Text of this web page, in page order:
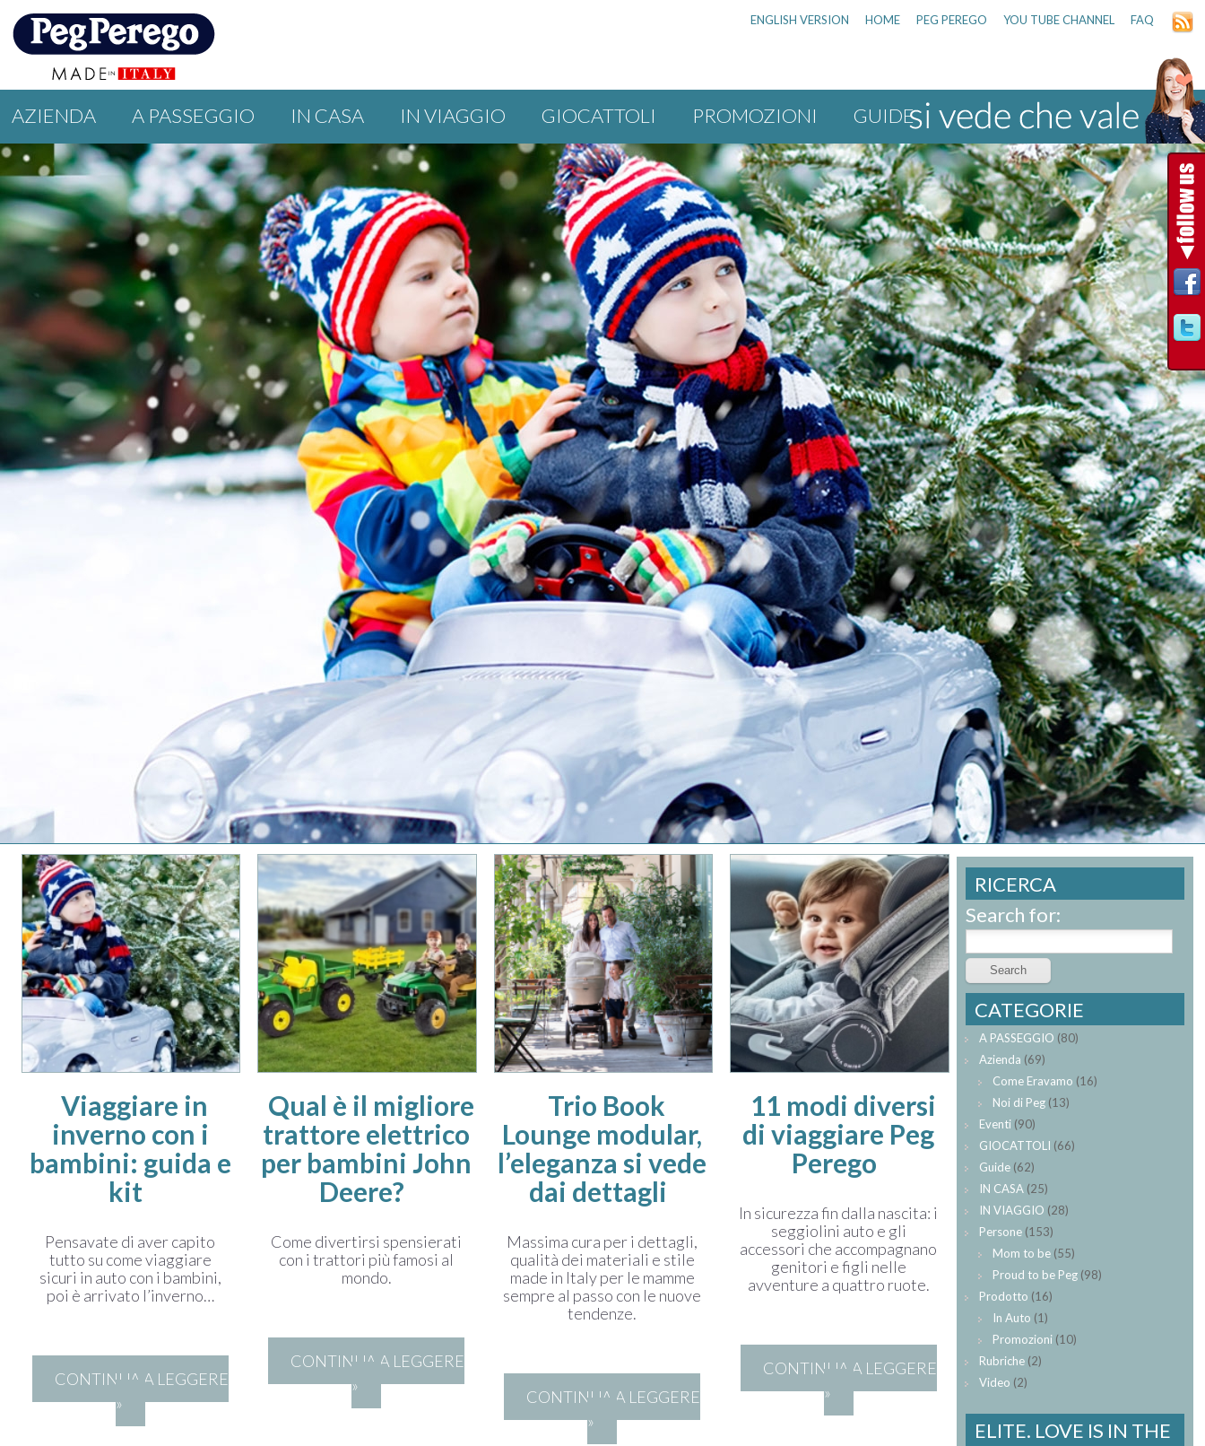
ENGLISH VERSION HOME PEG PEREGO YOU TUBE CHANNEL FAQ
AZIENDA A PASSEGGIO IN CASA IN VIAGGIO GIOCATTOLI PROMOZIONI
GUIDE
EVENTI
Viaggiare in
inverno con i
bambini: guida e
kit
Pensavate di aver capito
tutto su come viaggiare
sicuri in auto con i bambini,
poi è arrivato l’inverno…
CONTINUA A LEGGERE
»
Qual è il migliore
trattore elettrico
per bambini John
Deere?
Come divertirsi spensierati
con i trattori più famosi al
mondo.
CONTINUA A LEGGERE
»
Trio Book
Lounge modular,
l’eleganza si vede
dai dettagli
Massima cura per i dettagli,
qualità dei materiali e stile
made in Italy per le mamme
sempre al passo con le nuove
tendenze.
CONTINUA A LEGGERE
»
11 modi diversi
di viaggiare Peg
Perego
In sicurezza fin dalla nascita: i
seggiolini auto e gli
accessori che accompagnano
genitori e figli nelle
avventure a quattro ruote.
CONTINUA A LEGGERE
»
RICERCA
Search for:
CATEGORIE
A PASSEGGIO (80)
Azienda (69)
Come Eravamo (16)
Noi di Peg (13)
Eventi (90)
GIOCATTOLI (66)
Guide (62)
IN CASA (25)
IN VIAGGIO (28)
Persone (153)
Mom to be (55)
Proud to be Peg (98)
Prodotto (16)
In Auto (1)
Promozioni (10)
Rubriche (2)
Video (2)
ELITE. LOVE IS IN THE